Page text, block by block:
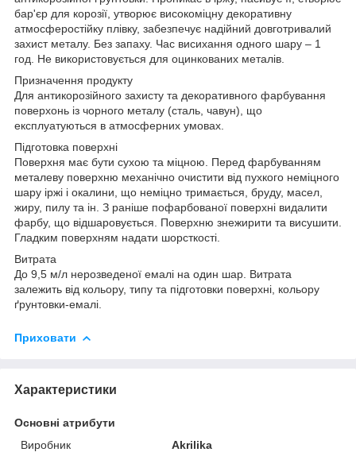
бар'єр для корозії, утворює високоміцну декоративну
атмосферостійку плівку, забезпечує надійний довготривалий
захист металу. Без запаху. Час висихання одного шару – 1
год. Не використовується для оцинкованих металів.
Призначення продукту
Для антикорозійного захисту та декоративного фарбування
поверхонь із чорного металу (сталь, чавун), що
експлуатуються в атмосферних умовах.
Підготовка поверхні
Поверхня має бути сухою та міцною. Перед фарбуванням
металеву поверхню механічно очистити від пухкого неміцного
шару іржі і окалини, що неміцно тримається, бруду, масел,
жиру, пилу та ін. З раніше пофарбованої поверхні видалити
фарбу, що відшаровується. Поверхню знежирити та висушити.
Гладким поверхням надати шорсткості.
Витрата
До 9,5 м/л нерозведеної емалі на один шар. Витрата
залежить від кольору, типу та підготовки поверхні, кольору
ґрунтовки-емалі.
Приховати
Характеристики
Основні атрибути
Виробник
Akrilika